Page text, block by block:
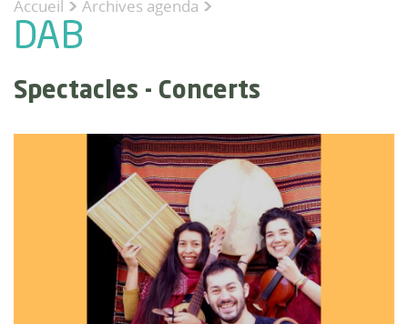
Accueil > Archives agenda
DAB
Spectacles - Concerts